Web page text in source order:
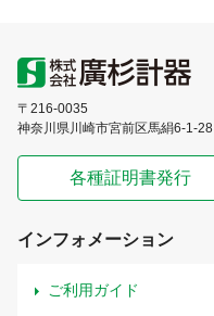
〒216-0035
神奈川県川崎市宮前区馬絹6-1-28
各種証明書発行
インフォメーション
ご利用ガイド